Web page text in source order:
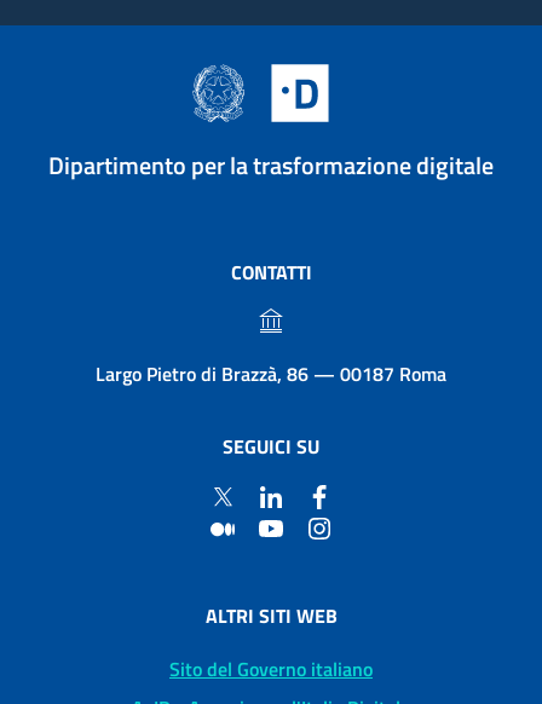
Dipartimento per la trasformazione digitale
CONTATTI
Largo Pietro di Brazzà, 86 — 00187 Roma
SEGUICI SU
ALTRI SITI WEB
Sito del Governo italiano